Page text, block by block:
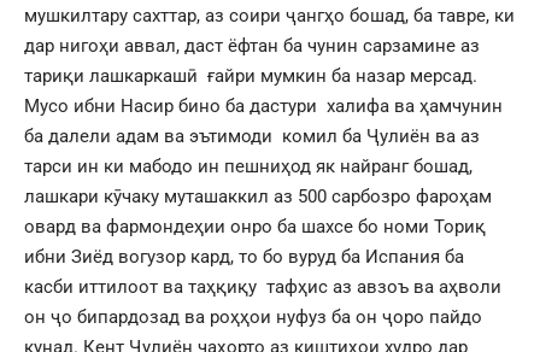
мушкилтару сахттар, аз соири ҷангҳо бошад, ба тавре, ки
дар нигоҳи аввал, даст ёфтан ба чунин сарзамине аз
тариқи лашкаркашӣ ғайри мумкин ба назар мерсад.
Мусо ибни Насир бино ба дастури халифа ва ҳамчунин
ба далели адам ва эътимоди комил ба Ҷулиён ва аз
тарси ин ки мабодо ин пешниҳод як найранг бошад,
лашкари кӯчаку муташаккил аз 500 сарбозро фароҳам
овард ва фармондеҳии онро ба шахсе бо номи Ториқ
ибни Зиёд вогузор кард, то бо вуруд ба Испания ба
касби иттилоот ва таҳқиқу тафҳис аз авзоъ ва аҳволи
он ҷо бипардозад ва роҳҳои нуфуз ба он ҷоро пайдо
кунад. Кент Ҷулиён чаҳорто аз киштиҳои худро дар